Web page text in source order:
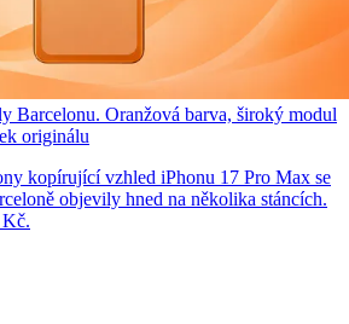
Barcelonu. Oranžová barva, široký modul
originálu
kopírující vzhled iPhonu 17 Pro Max se
objevily hned na několika stáncích.
Kč.